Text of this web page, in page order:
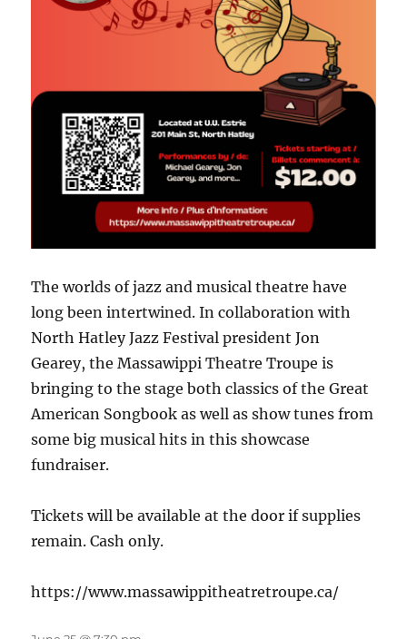
The worlds of jazz and musical theatre have
long been intertwined. In collaboration with
North Hatley Jazz Festival president Jon
Gearey, the Massawippi Theatre Troupe is
bringing to the stage both classics of the Great
American Songbook as well as show tunes from
some big musical hits in this showcase
fundraiser.
Tickets will be available at the door if supplies
remain. Cash only.
https://www.massawippitheatretroupe.ca/